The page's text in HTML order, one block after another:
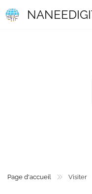
Page d'accueil Visiter